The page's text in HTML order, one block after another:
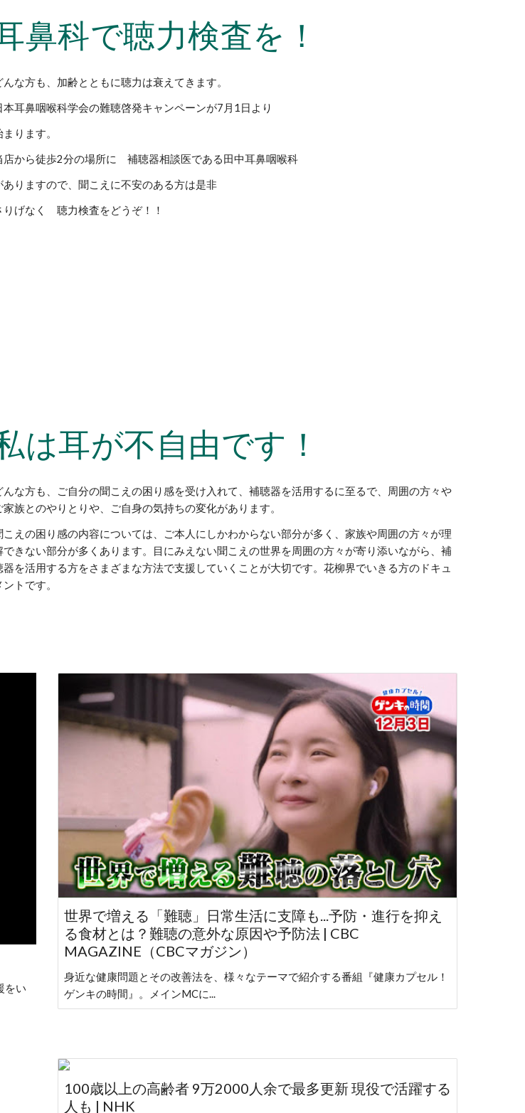
鼻科で聴力検査を！
んな方も、加齢とともに聴力は衰えてきます。
本耳鼻咽喉科学会の難聴啓発キャンペーンが7月1日より
まります。
店から徒歩2分の場所に 補聴器相談医である田中耳鼻咽喉科
ありますので、聞こえに不安のある方は是非
りげなく 聴力検査をどうぞ！！
は耳が不自由です！
んな方も、ご自分の聞こえの困り感を受け入れて、補聴器を活用するに至るで、周囲の方々や
家族とのやりとりや、ご自身の気持ちの変化があります。
こえの困り感の内容については、ご本人にしかわからない部分が多く、家族や周囲の方々が理
できない部分が多くあります。目にみえない聞こえの世界を周囲の方々が寄り添いながら、補
器を活用する方をさまざまな方法で支援していくことが大切です。花柳界でいきる方のドキュ
ントです。
をい
世界で増える「難聴」日常生活に支障も...予防・進行を抑え
る食材とは？難聴の意外な原因や予防法 | CBC
MAGAZINE（CBCマガジン）
身近な健康問題とその改善法を、様々なテーマで紹介する番組『健康カプセル！
ゲンキの時間』。メインMCに...
100歳以上の高齢者 9万2000人余で最多更新 現役で活躍する
人も | NHK